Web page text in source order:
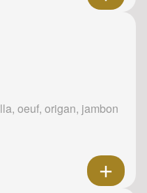
oeuf, origan, jambon